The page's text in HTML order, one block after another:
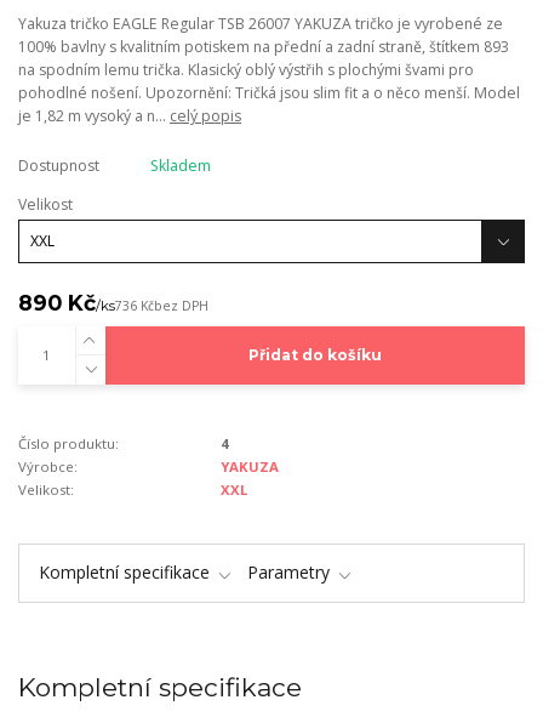
Yakuza tričko EAGLE Regular TSB 26007 YAKUZA tričko je vyrobené ze
100% bavlny s kvalitním potiskem na přední a zadní straně, štítkem 893
na spodním lemu trička. Klasický oblý výstřih s plochými švami pro
pohodlné nošení. Upozornění: Tričká jsou slim fit a o něco menší. Model
je 1,82 m vysoký a n... celý popis
Dostupnost
Skladem
Velikost
890 Kč/ks736 Kčbez DPH
Přidat do košíku
Číslo produktu:
4
Výrobce:
YAKUZA
Velikost:
XXL
Kompletní specifikace Parametry
Kompletní specifikace